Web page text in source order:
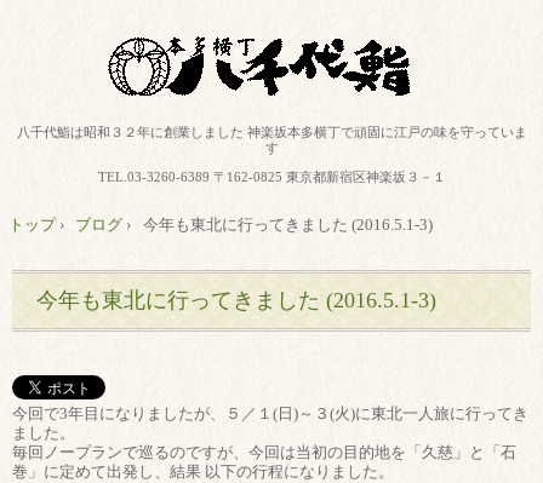
八千代鮨は昭和３２年に創業しました 神楽坂本多横丁で頑固に江戸の味を守っていま
す
TEL. 03-3260-6389 〒162-0825 東京都新宿区神楽坂３－１
トップ› ブログ › 今年も東北に行ってきました (2016.5.1-3)
今年も東北に行ってきました (2016.5.1-3)
今回で3年目になりましたが、５／１(日)～３(火)に東北一人旅に行ってき
ました。
毎回ノープランで巡るのですが、今回は当初の目的地を「久慈」と「石
巻」に定めて出発し、結果 以下の行程になりました。